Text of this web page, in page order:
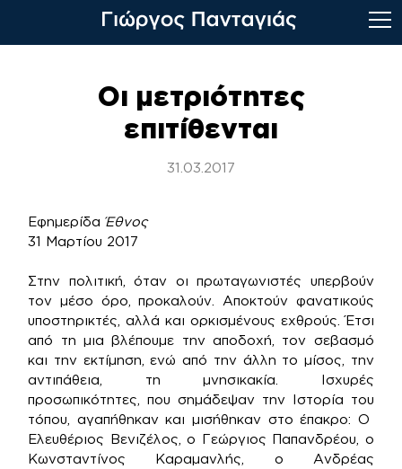
Οι μετριότητες
επιτίθενται
31.03.2017
ΕφημερίδαΈθνος
31 Μαρτίου 2017
Στην πολιτική, όταν οι πρωταγωνιστές υπερβούν
τον μέσο όρο, προκαλούν. Αποκτούν φανατικούς
υποστηρικτές, αλλά και ορκισμένους εχθρούς. Έτσι
από τη μια βλέπουμε την αποδοχή, τον σεβασμό
και την εκτίμηση, ενώ από την άλλη το μίσος, την
αντιπάθεια, τη μνησικακία. Ισχυρές
προσωπικότητες, που σημάδεψαν την Ιστορία του
τόπου, αγαπήθηκαν και μισήθηκαν στο έπακρο: Ο
Ελευθέριος Βενιζέλος, ο Γεώργιος Παπανδρέου, ο
Κωνσταντίνος Καραμανλής, ο Ανδρέας